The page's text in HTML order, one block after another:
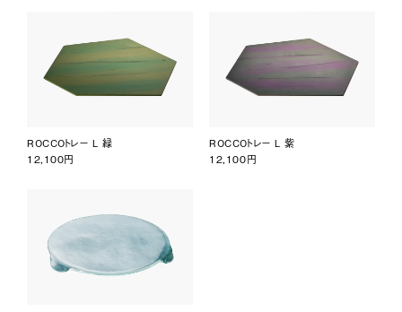
ROCCOトレー L 緑
12,100円
ROCCOトレー L 紫
12,100円